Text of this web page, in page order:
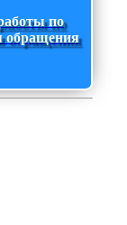
по
обращения